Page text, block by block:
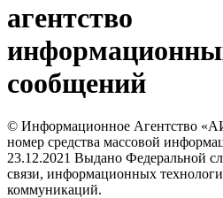
агентство
сообщений
© Информационное Агентство
номер средства массовой
23.12.2021 Выдано Федеральной
связи, информационных
коммуникаций.